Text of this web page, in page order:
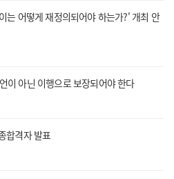
는 어떻게 재정의되어야 하는가?' 개최 안
이 아닌 이행으로 보장되어야 한다
합격자 발표